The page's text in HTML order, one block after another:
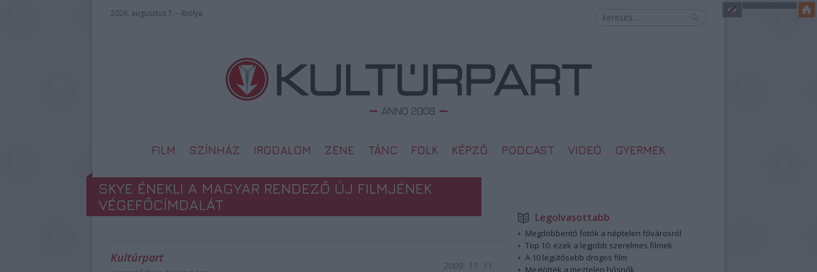
2026. augusztus 7. – Ibolya
FILM SZÍNHÁZ IRODALOM ZENE TÁNC FOLK KÉPZŐ PODCAST VIDEÓ GYERMEK
SKYE ÉNEKLI A MAGYAR RENDEZŐ ÚJ FILMJÉNEK
VÉGEFŐCÍMDALÁT
Kultúrpart
2009. 11. 11.
Legolvasottabb
Megdöbbentő fotók a néptelen fővárosról
Top 10: ezek a legjobb szerelmes filmek
A 10 legütősebb drogos film
Megjöttek a meztelen hősnők